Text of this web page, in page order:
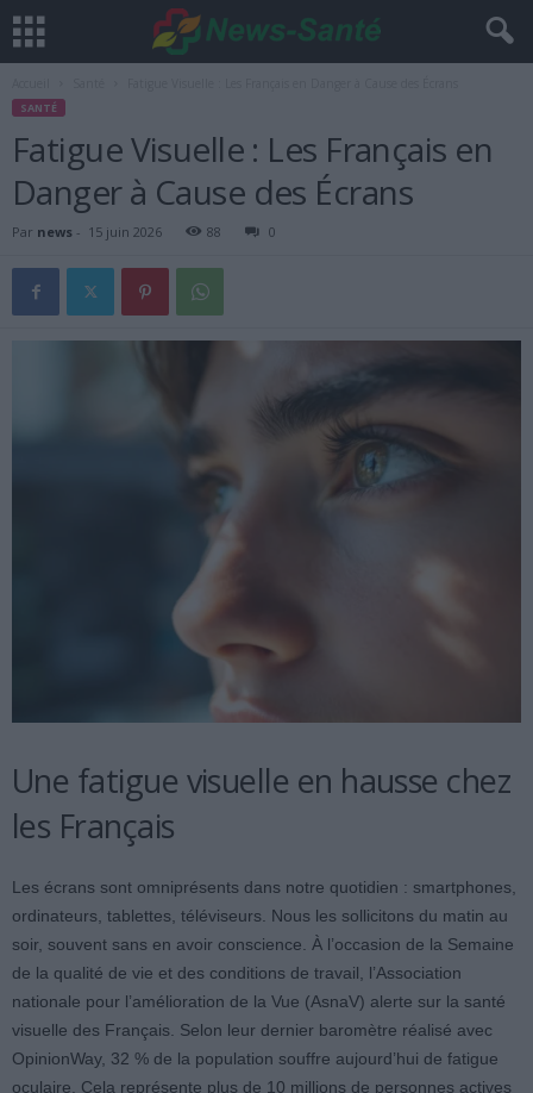
SANTÉ
Fatigue Visuelle : Les Français en
Danger à Cause des Écrans
Par news - 15 juin 2026 88 0
Une fatigue visuelle en hausse chez
les Français
Les écrans sont omniprésents dans notre quotidien : smartphones,
ordinateurs, tablettes, téléviseurs. Nous les sollicitons du matin au
soir, souvent sans en avoir conscience. À l’occasion de la Semaine
de la qualité de vie et des conditions de travail, l’Association
nationale pour l’amélioration de la Vue (AsnaV) alerte sur la santé
visuelle des Français. Selon leur dernier baromètre réalisé avec
OpinionWay, 32 % de la population souffre aujourd’hui de fatigue
oculaire. Cela représente plus de 10 millions de personnes actives